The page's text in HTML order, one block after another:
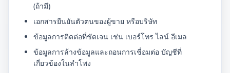
(ถ้ามี)
เอกสารยืนยันตัวตนของผู้ขาย หรือบริษัท
ข้อมูลการติดต่อที่ชัดเจน เช่น เบอร์โทร ไลน์ อีเมล
ข้อมูลการล้างข้อมูลและถอนการเชื่อมต่อ บัญชีที่
เกี่ยวข้องในลำโพง